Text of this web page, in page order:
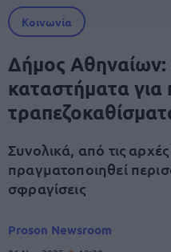
Κοινωνία
Δήμος
καταστήματα
Συνολικά, από τις
πραγματοποιηθεί
σφραγίσεις
Proson Newsroom